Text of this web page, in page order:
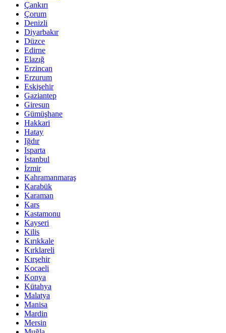
Çankırı
Çorum
Denizli
Diyarbakır
Düzce
Edirne
Elazığ
Erzincan
Erzurum
Eskişehir
Gaziantep
Giresun
Gümüşhane
Hakkari
Hatay
Iğdır
Isparta
İstanbul
İzmir
Kahramanmaraş
Karabük
Karaman
Kars
Kastamonu
Kayseri
Kilis
Kırıkkale
Kırklareli
Kırşehir
Kocaeli
Konya
Kütahya
Malatya
Manisa
Mardin
Mersin